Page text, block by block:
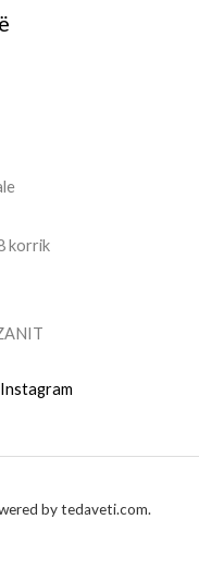
korrik
Instagram
by tedaveti.com.